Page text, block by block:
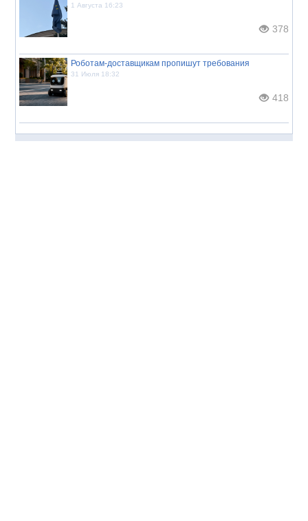
1 Августа 16:23
378
Роботам-доставщикам пропишут требования
31 Июля 18:32
418